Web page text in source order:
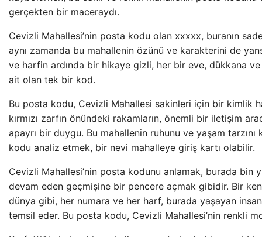
gerçekten bir maceraydı.
Cevizli Mahallesi’nin posta kodu olan xxxxx, buranın
aynı zamanda bu mahallenin özünü ve karakterini de
ve harfin ardında bir hikaye gizli, her bir eve, dükkana
ait olan tek bir kod.
Bu posta kodu, Cevizli Mahallesi sakinleri için bir kimlik
kırmızı zarfın önündeki rakamların, önemli bir iletişim
apayrı bir duygu. Bu mahallenin ruhunu ve yaşam
kodu analiz etmek, bir nevi mahalleye giriş kartı olabilir.
Cevizli Mahallesi’nin posta kodunu anlamak, burada bin
devam eden geçmişine bir pencere açmak gibidir. Bir
dünya gibi, her numara ve her harf, burada yaşayan
temsil eder. Bu posta kodu, Cevizli Mahallesi’nin renkli